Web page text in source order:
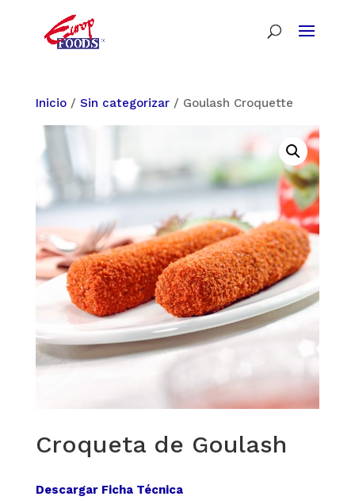
Inicio/ Sin categorizar/ Goulash Croquette
Croqueta de Goulash
Descargar Ficha Técnica